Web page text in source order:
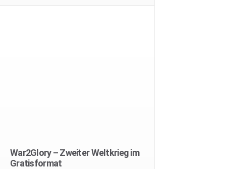
War2Glory – Zweiter Weltkrieg im
Gratisformat